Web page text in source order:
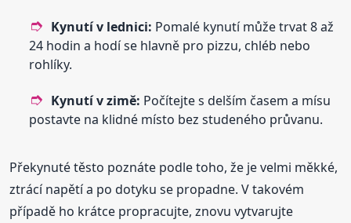
Kynutí v lednici: Pomalé kynutí může trvat 8 až
24 hodin a hodí se hlavně pro pizzu, chléb nebo
rohlíky.
Kynutí v zimě: Počítejte s delším časem a mísu
postavte na klidné místo bez studeného průvanu.
Překynuté těsto poznáte podle toho, že je velmi měkké,
ztrácí napětí a po dotyku se propadne. V takovém
případě ho krátce propracujte, znovu vytvarujte